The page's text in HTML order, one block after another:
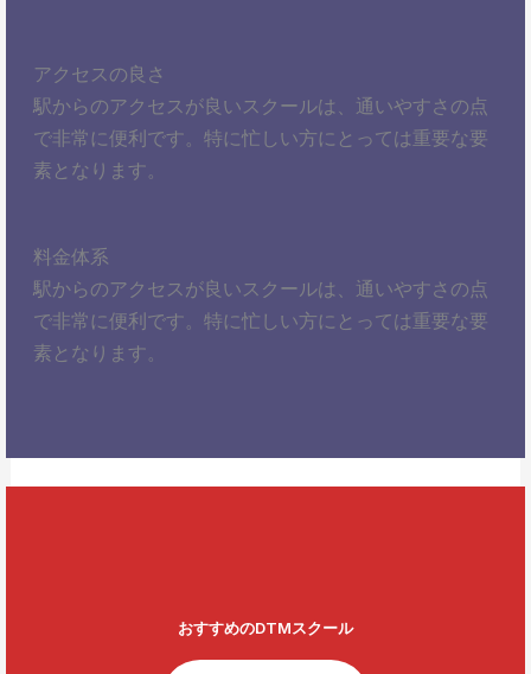
アクセスの良さ
駅からのアクセスが良いスクールは、通いやすさの点
で非常に便利です。特に忙しい方にとっては重要な要
素となります。
料金体系
駅からのアクセスが良いスクールは、通いやすさの点
で非常に便利です。特に忙しい方にとっては重要な要
素となります。
おすすめのDTMスクール